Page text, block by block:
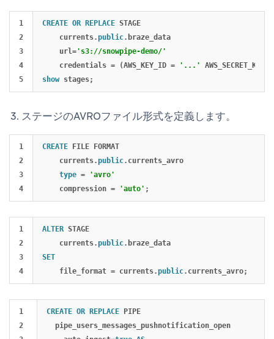
1
2
3
4
CREATE OR REPLACE STAGE
currents.public. braze_data
url='s3://snowpipe-demo/'
credentials = (AWS_KEY_ID = '...' AWS_SECRET_KEY
show stages;
ステージのAVROファイル形式を定義します。
1
2
3
CREATE FILE
FORMAT
currents.public. currents_avro
type =
'avro'
compression = 'auto' ;
1
2
3
ALTER STAGE
currents.public. braze_data
SET
file_format = currents.public. currents_avro;
1
2
CREATE OR REPLACE
PIPE
pipe_users_messages_pushnotification_open